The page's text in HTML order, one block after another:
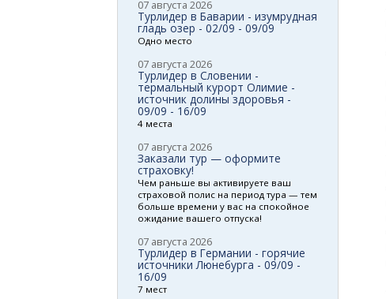
07 августа 2026
Турлидер в Баварии - изумрудная
гладь озер - 02/09 - 09/09
Одно место
07 августа 2026
Турлидер в Словении -
термальный курорт Олимие -
источник долины здоровья -
09/09 - 16/09
4 места
07 августа 2026
Заказали тур — оформите
страховку!
Чем раньше вы активируете ваш
страховой полис на период тура — тем
больше времени у вас на спокойное
ожидание вашего отпуска!
07 августа 2026
Турлидер в Германии - горячие
источники Люнебурга - 09/09 -
16/09
7 мест